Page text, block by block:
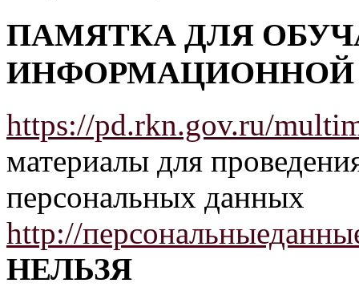
ПАМЯТКА ДЛЯ
ИНФОРМАЦИОННОЙ
https://pd.rkn.gov.ru/
материалы для
персональных данных
http://
НЕЛЬЗЯ